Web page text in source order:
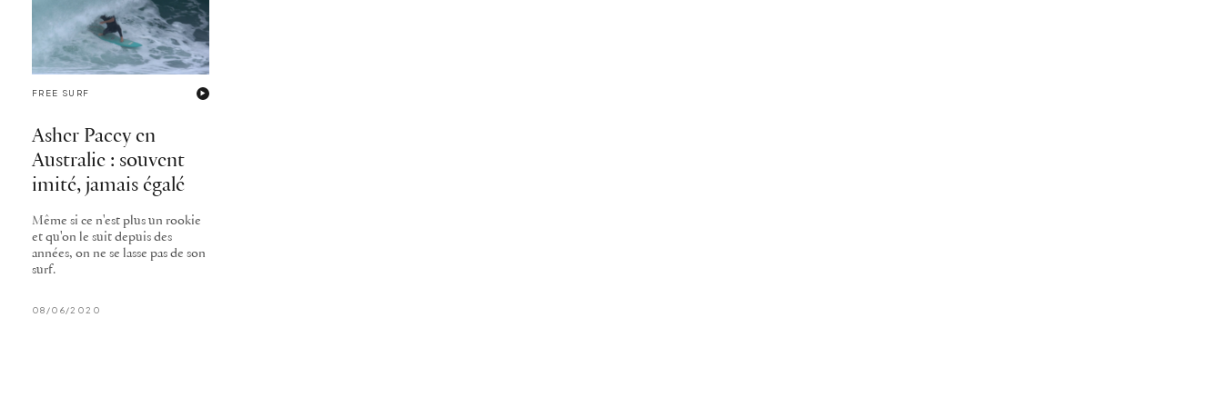
FREE SURF
Asher Pacey en
Australie : souvent
imité, jamais égalé
Même si ce n'est plus un rookie
et qu'on le suit depuis des
années, on ne se lasse pas de son
surf.
08/06/2020